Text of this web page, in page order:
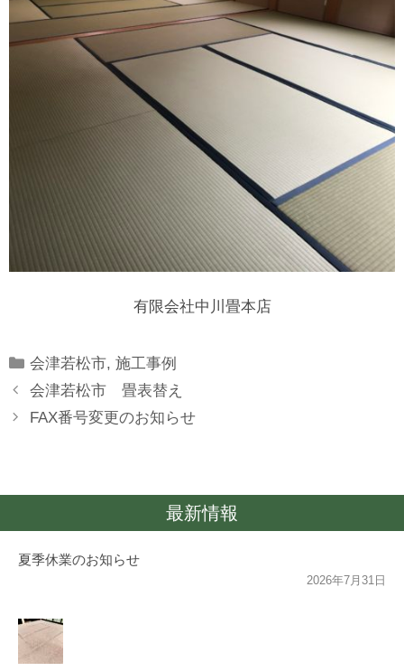
有限会社中川畳本店
Categories
会津若松市,施工事例
会津若松市 畳表替え
FAX番号変更のお知らせ
最新情報
夏季休業のお知らせ
2026年7月31日